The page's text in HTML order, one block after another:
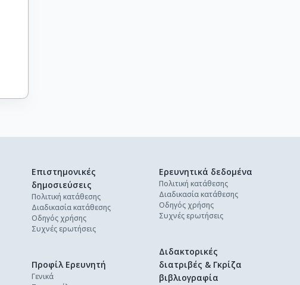
Επιστημονικές
δημοσιεύσεις
Πολιτική κατάθεσης
Διαδικασία κατάθεσης
Οδηγός χρήσης
Συχνές ερωτήσεις
Ερευνητικά δεδομένα
Πολιτική κατάθεσης
Διαδικασία κατάθεσης
Οδηγός χρήσης
Συχνές ερωτήσεις
Διδακτορικές
διατριβές & Γκρίζα
βιβλιογραφία
Προφίλ Ερευνητή
Γενικά